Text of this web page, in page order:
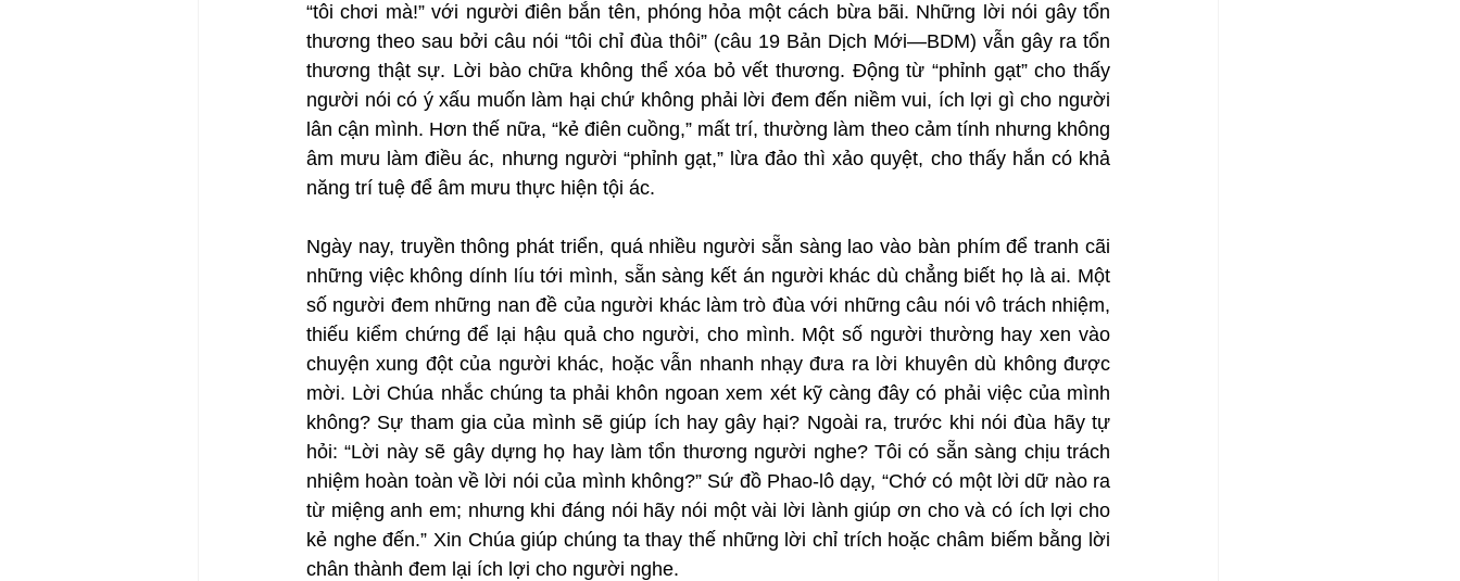
“tôi chơi mà!” với người điên bắn tên, phóng hỏa một cách bừa bãi. Những lời nói gây tổn
thương theo sau bởi câu nói “tôi chỉ đùa thôi” (câu 19 Bản Dịch Mới—BDM) vẫn gây ra tổn
thương thật sự. Lời bào chữa không thể xóa bỏ vết thương. Động từ “phỉnh gạt” cho thấy
người nói có ý xấu muốn làm hại chứ không phải lời đem đến niềm vui, ích lợi gì cho người
lân cận mình. Hơn thế nữa, “kẻ điên cuồng,” mất trí, thường làm theo cảm tính nhưng không
âm mưu làm điều ác, nhưng người “phỉnh gạt,” lừa đảo thì xảo quyệt, cho thấy hắn có khả
năng trí tuệ để âm mưu thực hiện tội ác.
Ngày nay, truyền thông phát triển, quá nhiều người sẵn sàng lao vào bàn phím để tranh cãi
những việc không dính líu tới mình, sẵn sàng kết án người khác dù chẳng biết họ là ai. Một
số người đem những nan đề của người khác làm trò đùa với những câu nói vô trách nhiệm,
thiếu kiểm chứng để lại hậu quả cho người, cho mình. Một số người thường hay xen vào
chuyện xung đột của người khác, hoặc vẫn nhanh nhạy đưa ra lời khuyên dù không được
mời. Lời Chúa nhắc chúng ta phải khôn ngoan xem xét kỹ càng đây có phải việc của mình
không? Sự tham gia của mình sẽ giúp ích hay gây hại? Ngoài ra, trước khi nói đùa hãy tự
hỏi: “Lời này sẽ gây dựng họ hay làm tổn thương người nghe? Tôi có sẵn sàng chịu trách
nhiệm hoàn toàn về lời nói của mình không?” Sứ đồ Phao-lô dạy, “Chớ có một lời dữ nào ra
từ miệng anh em; nhưng khi đáng nói hãy nói một vài lời lành giúp ơn cho và có ích lợi cho
kẻ nghe đến.” Xin Chúa giúp chúng ta thay thế những lời chỉ trích hoặc châm biếm bằng lời
chân thành đem lại ích lợi cho người nghe.